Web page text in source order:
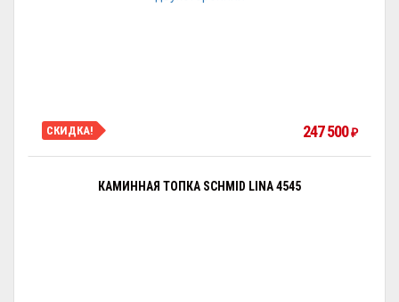
СКИДКА! 247 500 ₽
КАМИННАЯ ТОПКА SCHMID LINA 4545